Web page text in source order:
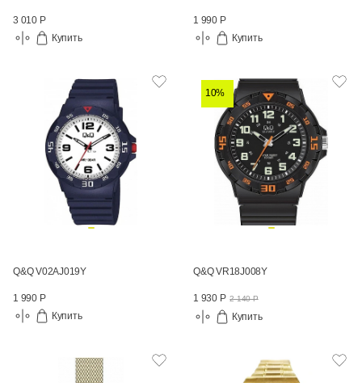
3 010 Р
Купить
1 990 Р
Купить
Q&Q V02AJ019Y
1 990 Р
Купить
10%
Q&Q VR18J008Y
1 930 Р 2 140 Р
Купить